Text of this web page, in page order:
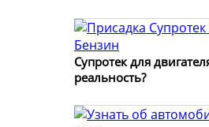
Супротек для
реальность?